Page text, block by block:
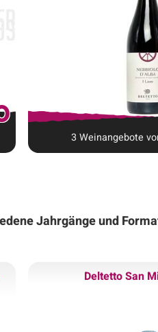
3 Weinangebote
Jahrgänge und
Deltetto San